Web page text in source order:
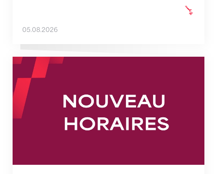
05.08.2026
Nouveaux horaires du secrétariat dès le 1er août